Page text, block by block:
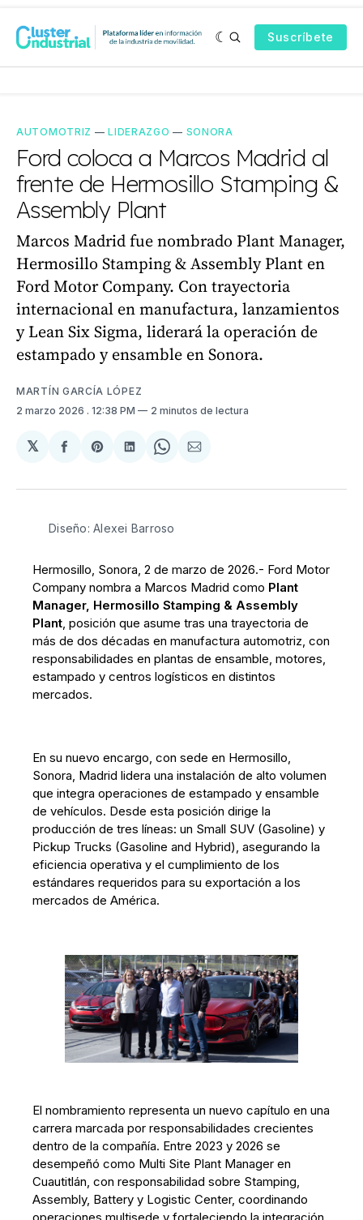
Suscríbete
AUTOMOTRIZ —LIDERAZGO — SONORA
Ford coloca a Marcos Madrid al
frente de Hermosillo Stamping &
Assembly Plant
Marcos Madrid fue nombrado Plant Manager,
Hermosillo Stamping & Assembly Plant en
Ford Motor Company. Con trayectoria
internacional en manufactura, lanzamientos
y Lean Six Sigma, liderará la operación de
estampado y ensamble en Sonora.
MARTÍN GARCÍA LÓPEZ
2 marzo 2026 . 12:38 PM 2 minutos de lectura
𝕏
Compartir
Facebook
Share
Pinterest
Compartir
LinkedIn
Share
WhatsApp
Compartir
Email
Diseño: Alexei Barroso
Hermosillo, Sonora, 2 de marzo de 2026.- Ford Motor
Company nombra a Marcos Madrid como Plant
Manager, Hermosillo Stamping & Assembly
Plant, posición que asume tras una trayectoria de
más de dos décadas en manufactura automotriz, con
responsabilidades en plantas de ensamble, motores,
estampado y centros logísticos en distintos
mercados.
En su nuevo encargo, con sede en Hermosillo,
Sonora, Madrid lidera una instalación de alto volumen
que integra operaciones de estampado y ensamble
de vehículos. Desde esta posición dirige la
producción de tres líneas: un Small SUV (Gasoline) y
Pickup Trucks (Gasoline and Hybrid), asegurando la
eficiencia operativa y el cumplimiento de los
estándares requeridos para su exportación a los
mercados de América.
El nombramiento representa un nuevo capítulo en una
carrera marcada por responsabilidades crecientes
dentro de la compañía. Entre 2023 y 2026 se
desempeñó como Multi Site Plant Manager en
Cuautitlán, con responsabilidad sobre Stamping,
Assembly, Battery y Logistic Center, coordinando
operaciones multisede y fortaleciendo la integración